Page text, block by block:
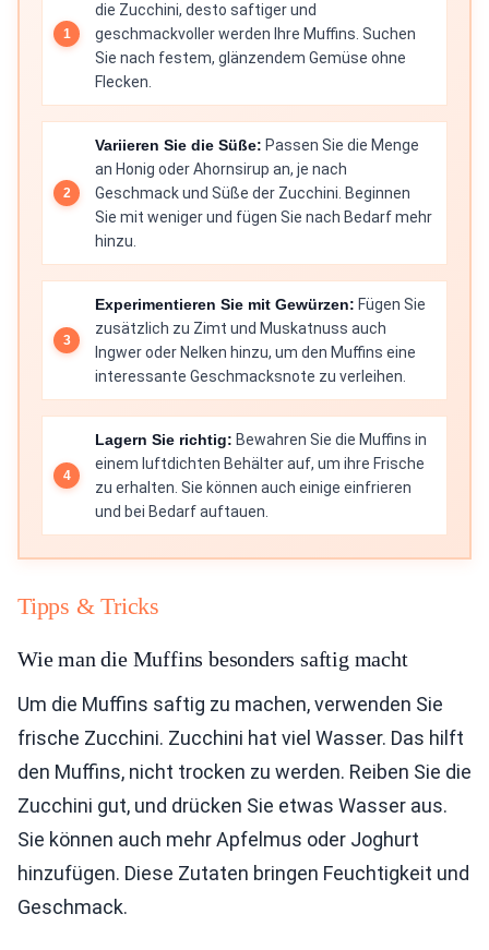
die Zucchini, desto saftiger und
geschmackvoller werden Ihre Muffins. Suchen
Sie nach festem, glänzendem Gemüse ohne
Flecken.
Variieren Sie die Süße: Passen Sie die Menge
an Honig oder Ahornsirup an, je nach
Geschmack und Süße der Zucchini. Beginnen
Sie mit weniger und fügen Sie nach Bedarf mehr
hinzu.
Experimentieren Sie mit Gewürzen: Fügen Sie
zusätzlich zu Zimt und Muskatnuss auch
Ingwer oder Nelken hinzu, um den Muffins eine
interessante Geschmacksnote zu verleihen.
Lagern Sie richtig: Bewahren Sie die Muffins in
einem luftdichten Behälter auf, um ihre Frische
zu erhalten. Sie können auch einige einfrieren
und bei Bedarf auftauen.
Tipps & Tricks
Wie man die Muffins besonders saftig macht
Um die Muffins saftig zu machen, verwenden Sie
frische Zucchini. Zucchini hat viel Wasser. Das hilft
den Muffins, nicht trocken zu werden. Reiben Sie die
Zucchini gut, und drücken Sie etwas Wasser aus.
Sie können auch mehr Apfelmus oder Joghurt
hinzufügen. Diese Zutaten bringen Feuchtigkeit und
Geschmack.